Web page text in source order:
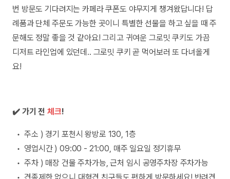
번 방문도 기다려지는 카페라 쿠폰도 야무지게 챙겨왔답니다! 답
례품과 단체 주문도 가능한 곳이니 특별한 선물을 하고 싶을 때 주
문해도 정말 좋을 것 같아요! 그리고 귀여운 그로밋 쿠키도 가끔
디저트 라인업에 있던데.. 그로밋 쿠키 곧 먹어보러 또 다녀올게
요!
✔️ 가기 전 체크!
• 주소 ) 경기 포천시 왕방로 130, 1층
• 영업시간 ) 09:00 - 21:00, 매주 일요일 정기휴무
• 주차 ) 매장 건물 주차가능, 근처 임시 공영주차장 주차가능